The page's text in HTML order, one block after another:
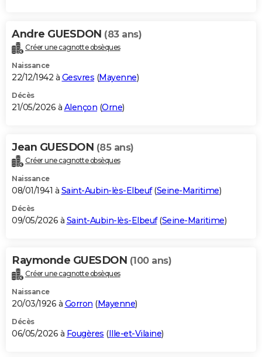
Andre GUESDON (83 ans)
Créer une cagnotte obsèques
Naissance
22/12/1942 à Gesvres (Mayenne)
Décès
21/05/2026 à Alençon (Orne)
Jean GUESDON (85 ans)
Créer une cagnotte obsèques
Naissance
08/01/1941 à Saint-Aubin-lès-Elbeuf(Seine-Maritime)
Décès
09/05/2026 à Saint-Aubin-lès-Elbeuf(Seine-Maritime)
Raymonde GUESDON (100 ans)
Créer une cagnotte obsèques
Naissance
20/03/1926 à Gorron (Mayenne)
Décès
06/05/2026 à Fougères (Ille-et-Vilaine)